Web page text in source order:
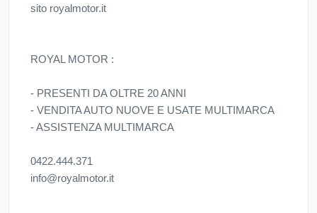
sito royalmotor.it
ROYAL MOTOR :
- PRESENTI DA OLTRE 20 ANNI
- VENDITA AUTO NUOVE E USATE MULTIMARCA
- ASSISTENZA MULTIMARCA
0422.444.371
info@royalmotor.it